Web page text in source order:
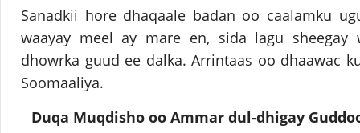
Sanadkii hore dhaqaale badan oo caalamku
waayay meel ay mare en, sida lagu sheegay
dhowrka guud ee dalka. Arrintaas oo dhaawac
Soomaaliya.
Duqa Muqdisho oo Ammar dul-dhigay